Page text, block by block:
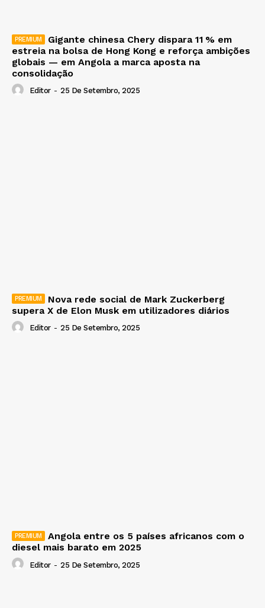
Gigante chinesa Chery dispara 11 % em
estreia na bolsa de Hong Kong e reforça ambições
globais — em Angola a marca aposta na
consolidação
Editor - 25 De Setembro, 2025
Nova rede social de Mark Zuckerberg
supera X de Elon Musk em utilizadores diários
Editor - 25 De Setembro, 2025
Angola entre os 5 países africanos com o
diesel mais barato em 2025
Editor - 25 De Setembro, 2025